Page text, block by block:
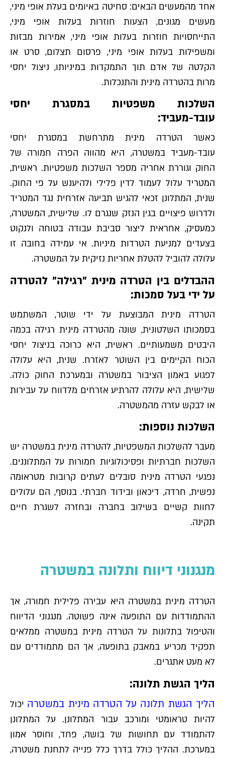
אחד מהמעשים הבאים: סחיטה באיומים בעלת אופי מיני,
מעשים מגונים, הצעות חוזרות בעלות אופי מיני,
התייחסויות חוזרות בעלות אופי מיני, אמירות מבזות
ומשפילות בעלות אופי מיני, פרסום תצלום, סרט או
הקלטה של אדם תוך התמקדות במיניותו, ניצול יחסי
מרות בהטרדה מינית והתנכלות.
השלכות משפטיות במסגרת יחסי
עובד-מעביד:
כאשר הטרדה מינית מתרחשת במסגרת יחסי
עובד-מעביד במשטרה, היא מהווה הפרה חמורה של
החוק וגוררת אחריה מספר השלכות משפטיות. ראשית,
המטריד עלול לעמוד לדין פלילי ולהיענש על פי החוק.
שנית, המתלונן זכאי להגיש תביעה אזרחית נגד המטריד
ולדרוש פיצויים בגין הנזק שנגרם לו. שלישית, המשטרה,
כמעסיק, אחראית ליצור סביבת עבודה בטוחה ולנקוט
בצעדים למניעת הטרדות מיניות. אי עמידה בחובה זו
עלולה להוביל להטלת אחריות נזיקית על המשטרה.
ההבדלים בין הטרדה מינית "רגילה" להטרדה
על ידי בעל סמכות:
הטרדה מינית המבוצעת על ידי שוטר, המשתמש
בסמכותו השלטונית, שונה מהטרדה מינית רגילה בכמה
היבטים משמעותיים. ראשית, היא כרוכה בניצול יחסי
הכוח הקיימים בין השוטר לאזרח. שנית, היא עלולה
לפגוע באמון הציבור במשטרה ובמערכת החוק כולה.
שלישית, היא עלולה להרתיע אזרחים מלדווח על עבירות
או לבקש עזרה מהמשטרה.
השלכות נוספות:
מעבר להשלכות המשפטיות, להטרדה מינית במשטרה יש
השלכות חברתיות ופסיכולוגיות חמורות על המתלוננים.
נפגעי הטרדה מינית סובלים לעתים קרובות מטראומה
נפשית, חרדה, דיכאון ובידוד חברתי. בנוסף, הם עלולים
לחוות קשיים בשילוב בחברה ובחזרה לשגרת חיים
תקינה.
מנגנוני דיווח ותלונה במשטרה
הטרדה מינית במשטרה היא עבירה פלילית חמורה, אך
ההתמודדות עם התופעה אינה פשוטה. מנגנוני הדיווח
והטיפול בתלונות על הטרדה מינית במשטרה ממלאים
תפקיד מכריע במאבק בתופעה, אך הם מתמודדים עם
לא מעט אתגרים.
הליך הגשת תלונה:
הליך הגשת תלונה על הטרדה מינית במשטרה יכול
להיות טראומטי ומורכב עבור המתלונן. על המתלונן
להתמודד עם תחושות של בושה, פחד, וחוסר אמון
במערכת. ההליך כולל בדרך כלל פנייה לתחנת משטרה,